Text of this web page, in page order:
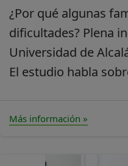
¿Por qué algunas
dificultades? Plena
Universidad de
El estudio habla
Más información »